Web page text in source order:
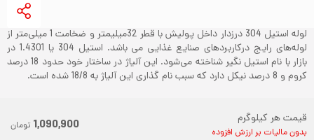
لوله استیل 304 درزدار داخل پولیش با قطر 32میلیمتر و ضخامت 1 میلی‌متر از
لوله‌های رایج درکاربردهای صنایع غذایی می باشد. استیل 304 یا 1.4301 در
بازار با نام استیل نگیر شناخته می‌شود. این آلیاژ در ساختار خود حدود 18 درصد
کروم و 8 درصد نیکل دارد که سبب نام گذاری این آلیاژ به 18/8 شده است.
قیمت هر کیلوگرم
بدون مالیات بر ارزش افزوده 1,090,900 تومان